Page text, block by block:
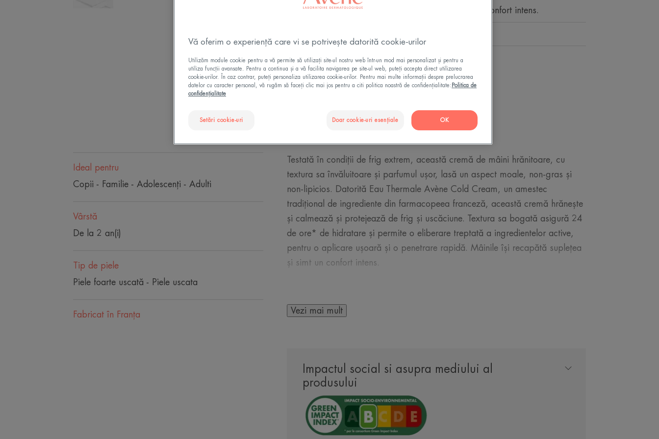
Formulă hidratantă pentru un confort intens.
Tub Tub
50ml
Ideal pentru
Copii - Familie - Adolescenți - Adulti
Vârstă
De la 2 an(i)
Tip de piele
Piele foarte uscată - Piele uscata
Fabricat în Franţa
Testată în condiții de frig extrem, această cremă de mâini hrănitoare, cu
textura sa învăluitoare și parfumul ușor, lasă un aspect moale, non-gras și
non-lipicios. Datorită Eau Thermale Avène Cold Cream, un amestec
tradițional de ingrediente din farmacopeea franceză, această cremă hrănește
și calmează și protejează de frig și uscăciune. Textura sa bogată asigură 24
de ore* de hidratare și permite o eliberare treptată a ingredientelor active,
pentru o aplicare ușoară și o penetrare rapidă. Mâinile își recapătă suplețea
și simt un confort intens.
Această cremă hrănitoare, cu textura
sa protectoare și parfumul delicat,
lasă un aspect moale, non-lipicios.
Vezi mai mult
Impactul social si asupra mediului al
produsului
Vă oferim o experiență care vi se potrivește datorită cookie-urilor
Utilizăm module cookie pentru a vă permite să utilizați site-ul nostru web într-un mod mai personalizat și pentru a
utiliza funcții avansate. Pentru a continua și a vă facilita navigarea pe site-ul web, puteți accepta direct utilizarea
cookie-urilor. În caz contrar, puteți personaliza utilizarea cookie-urilor. Pentru mai multe informații despre prelucrarea
datelor cu caracter personal, vă rugăm să faceți clic mai jos pentru a citi politica noastră de confidențialitate: Politica de
confidențialitate
Setări cookie-uri Doar cookie-uri esențiale OK